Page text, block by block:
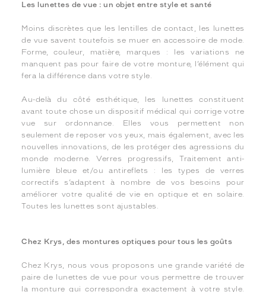
Les lunettes de vue : un objet entre style et santé
Moins discrètes que les lentilles de contact, les lunettes
de vue savent toutefois se muer en accessoire de mode.
Forme, couleur, matière, marques : les variations ne
manquent pas pour faire de votre monture, l’élément qui
fera la différence dans votre style.
Au-delà du côté esthétique, les lunettes constituent
avant toute chose un dispositif médical qui corrige votre
vue sur ordonnance. Elles vous permettent non
seulement de reposer vos yeux, mais également, avec les
nouvelles innovations, de les protéger des agressions du
monde moderne. Verres progressifs, Traitement anti-
lumière bleue et/ou antireflets : les types de verres
correctifs s’adaptent à nombre de vos besoins pour
améliorer votre qualité de vie en optique et en solaire.
Toutes les lunettes sont ajustables.
Chez Krys, des montures optiques pour tous les goûts
Chez Krys, nous vous proposons une grande variété de
paire de lunettes de vue pour vous permettre de trouver
la monture qui correspondra exactement à votre style.